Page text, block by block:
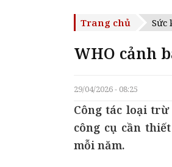
Trang chủ Sức
WHO cảnh
29/04/2026 - 08:25
Công tác loại
công cụ cần
mỗi năm.